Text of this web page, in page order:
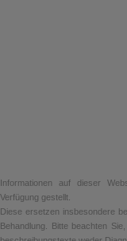
Informationen auf dieser
Verfügung gestellt.
Diese ersetzen insbesondere
Behandlung. Bitte beachten